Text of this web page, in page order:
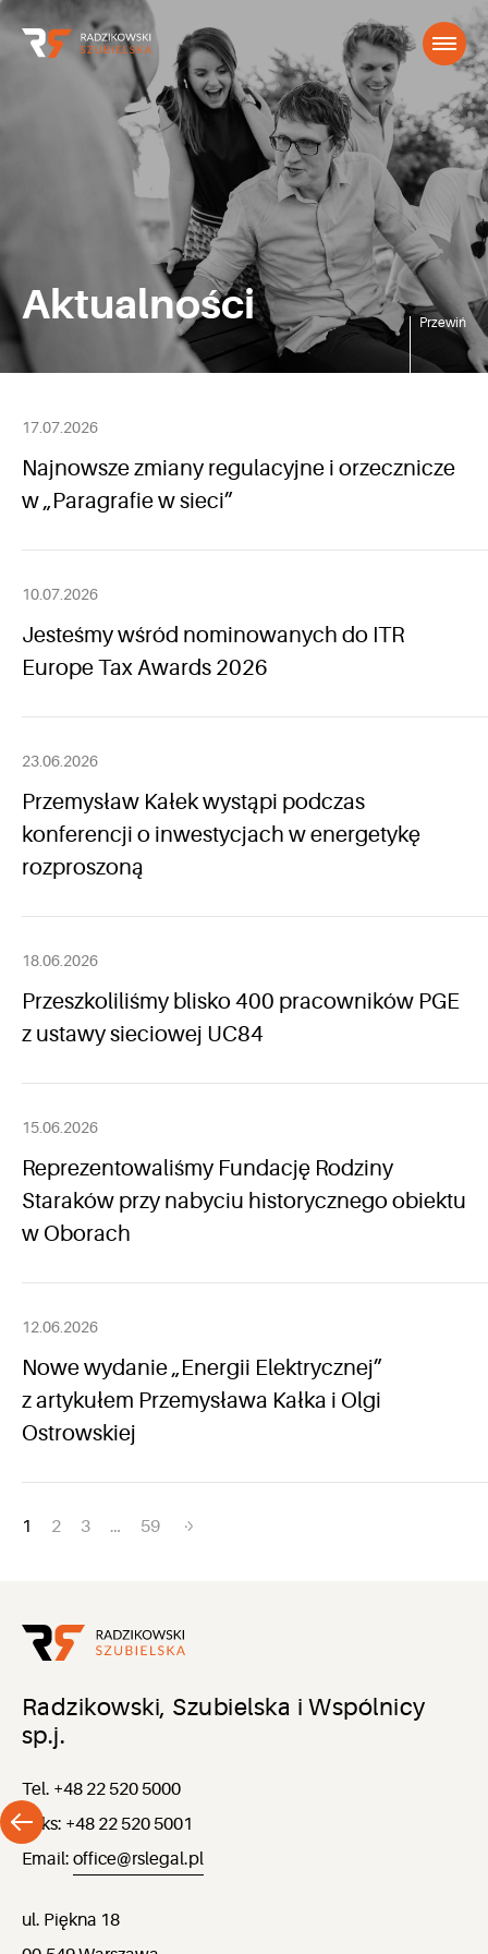
Aktualności Przewiń
17.07.2026
Najnowsze zmiany regulacyjne i orzecznicze
w „Paragrafie w sieci”
10.07.2026
Jesteśmy wśród nominowanych do ITR
Europe Tax Awards 2026
23.06.2026
Przemysław Kałek wystąpi podczas
konferencji o inwestycjach w energetykę
rozproszoną
18.06.2026
Przeszkoliliśmy blisko 400 pracowników PGE
z ustawy sieciowej UC84
15.06.2026
Reprezentowaliśmy Fundację Rodziny
Staraków przy nabyciu historycznego obiektu
w Oborach
12.06.2026
Nowe wydanie „Energii Elektrycznej”
z artykułem Przemysława Kałka i Olgi
Ostrowskiej
Nawigacja
1 2 3 … 59
Radzikowski, Szubielska i Wspólnicy
sp.j.
Tel. +48 22 520 5000
Faks: +48 22 520 5001
Email: office@rslegal.pl
ul. Piękna 18